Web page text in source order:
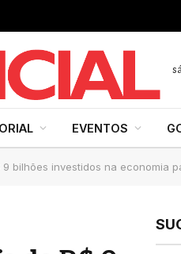
EVENTOS
bilhões investidos na economia